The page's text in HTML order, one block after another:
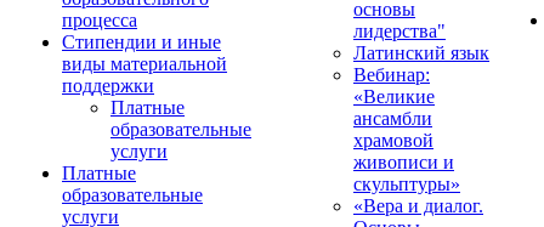
процесса
Стипендии и иные
виды материальной
поддержки
Платные
образовательные
услуги
Платные
образовательные
услуги
основы
лидерства"
Латинский язык
Вебинар:
«Великие
ансамбли
храмовой
живописи и
скульптуры»
«Вера и диалог.